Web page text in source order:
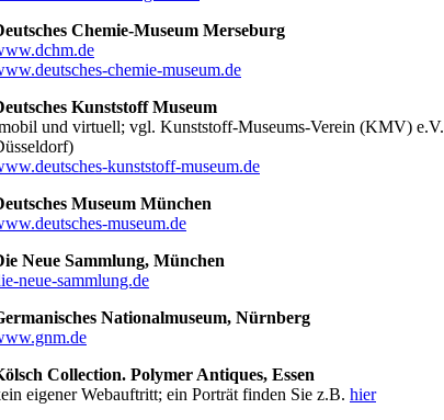
Chemie-Museum Merseburg
chemie-museum.de
Kunststoff Museum
und virtuell; vgl. Kunststoff-Museums-Verein (KMV) e.V.
kunststoff-museum.de
Museum München
museum.de
Neue Sammlung, München
neue-sammlung.de
Nationalmuseum, Nürnberg
Collection. Polymer Antiques, Essen
eigener Webauftritt; ein Porträt finden Sie z.B. hier